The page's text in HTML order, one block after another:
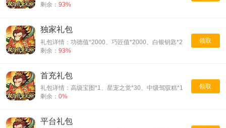
剩余： 93%
领取
独家礼包
礼包详情：功德值*2000、巧匠值*2000、白银钥匙*2
剩余： 93%
领取
首充礼包
礼包详情：高级宝图*1、星宠之觉*30、中级驾驭糕*1
剩余： 0%
平台礼包